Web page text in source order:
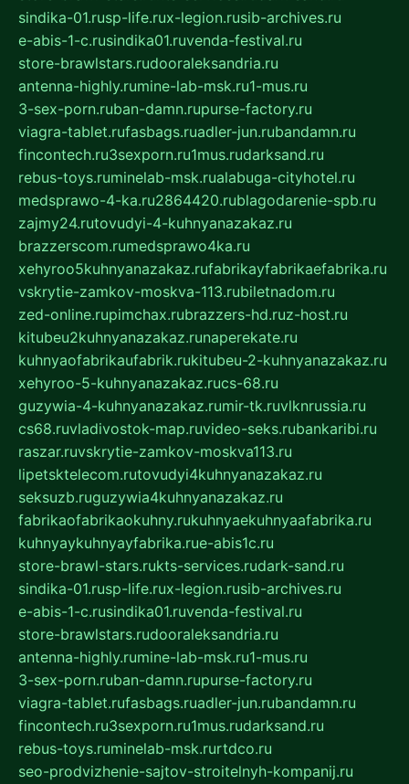
sindika-01.rusp-life.rux-legion.rusib-archives.ru
e-abis-1-c.rusindika01.ruvenda-festival.ru
store-brawlstars.rudooraleksandria.ru
antenna-highly.rumine-lab-msk.ru1-mus.ru
3-sex-porn.ruban-damn.rupurse-factory.ru
viagra-tablet.rufasbags.ruadler-jun.rubandamn.ru
fincontech.ru3sexporn.ru1mus.rudarksand.ru
rebus-toys.ruminelab-msk.rualabuga-cityhotel.ru
medsprawo-4-ka.ru2864420.rublagodarenie-spb.ru
zajmy24.rutovudyi-4-kuhnyanazakaz.ru
brazzerscom.rumedsprawo4ka.ru
xehyroo5kuhnyanazakaz.rufabrikayfabrikaefabrika.ru
vskrytie-zamkov-moskva-113.rubiletnadom.ru
zed-online.rupimchax.rubrazzers-hd.ruz-host.ru
kitubeu2kuhnyanazakaz.runaperekate.ru
kuhnyaofabrikaufabrik.rukitubeu-2-kuhnyanazakaz.ru
xehyroo-5-kuhnyanazakaz.rucs-68.ru
guzywia-4-kuhnyanazakaz.rumir-tk.ruvlknrussia.ru
cs68.ruvladivostok-map.ruvideo-seks.rubankaribi.ru
raszar.ruvskrytie-zamkov-moskva113.ru
lipetsktelecom.rutovudyi4kuhnyanazakaz.ru
seksuzb.ruguzywia4kuhnyanazakaz.ru
fabrikaofabrikaokuhny.rukuhnyaekuhnyaafabrika.ru
kuhnyaykuhnyayfabrika.rue-abis1c.ru
store-brawl-stars.rukts-services.rudark-sand.ru
sindika-01.rusp-life.rux-legion.rusib-archives.ru
e-abis-1-c.rusindika01.ruvenda-festival.ru
store-brawlstars.rudooraleksandria.ru
antenna-highly.rumine-lab-msk.ru1-mus.ru
3-sex-porn.ruban-damn.rupurse-factory.ru
viagra-tablet.rufasbags.ruadler-jun.rubandamn.ru
fincontech.ru3sexporn.ru1mus.rudarksand.ru
rebus-toys.ruminelab-msk.rurtdco.ru
seo-prodvizhenie-sajtov-stroitelnyh-kompanij.ru